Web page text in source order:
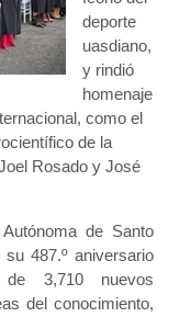
deporte
uasdiano,
y rindió
homenaje
como el
de la
Rosado y José
de Santo
487.º aniversario
3,710 nuevos
del conocimiento,